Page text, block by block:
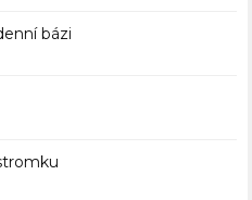
bázi